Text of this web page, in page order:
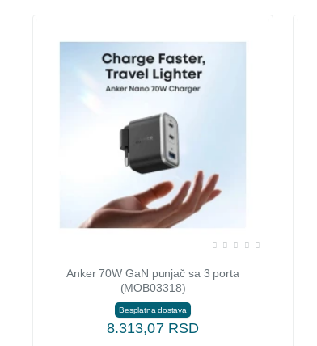
Anker 70W GaN punjač sa 3 porta
(MOB03318)
Besplatna dostava
8.313,07 RSD